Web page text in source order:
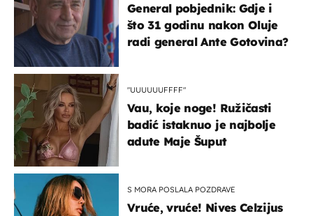
General pobjednik: Gdje i
što 31 godinu nakon Oluje
radi general Ante Gotovina?
"UUUUUUFFFF"
Vau, koje noge! Ružičasti
badić istaknuo je najbolje
adute Maje Šuput
S MORA POSLALA POZDRAVE
Vruće, vruće! Nives Celzijus